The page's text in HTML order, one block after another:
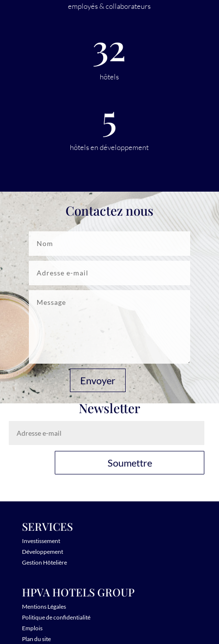
employés & collaborateurs
32
hôtels
5
hôtels en développement
Contactez nous
Envoyer
Newsletter
Soumettre
SERVICES
Investissement
Développement
Gestion Hôtelière
HPVA HOTELS GROUP
Mentions Légales
Politique de confidentialité
Emplois
Plan du site